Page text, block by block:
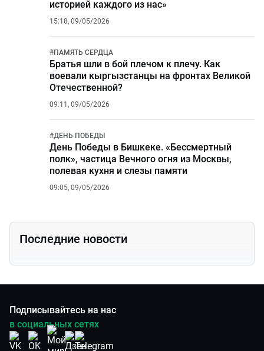
историей каждого из нас»
15:18, 09/05/2026
#ПАМЯТЬ СЕРДЦА
Братья шли в бой плечом к плечу. Как
воевали кыргызстанцы на фронтах Великой
Отечественной?
09:11, 09/05/2026
#ДЕНЬ ПОБЕДЫ
День Победы в Бишкеке. «Бессмертный
полк», частица Вечного огня из Москвы,
полевая кухня и слезы памяти
09:05, 09/05/2026
Последние новости
Подписывайтесь на нас
в социальных сетях